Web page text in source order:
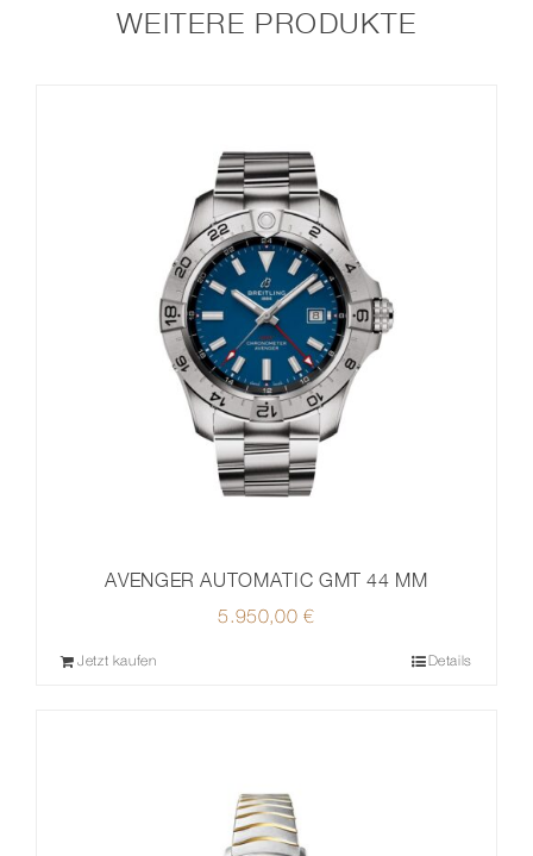
WEITERE PRODUKTE
AVENGER AUTOMATIC GMT 44 MM
5.950,00€
Jetzt kaufen Details